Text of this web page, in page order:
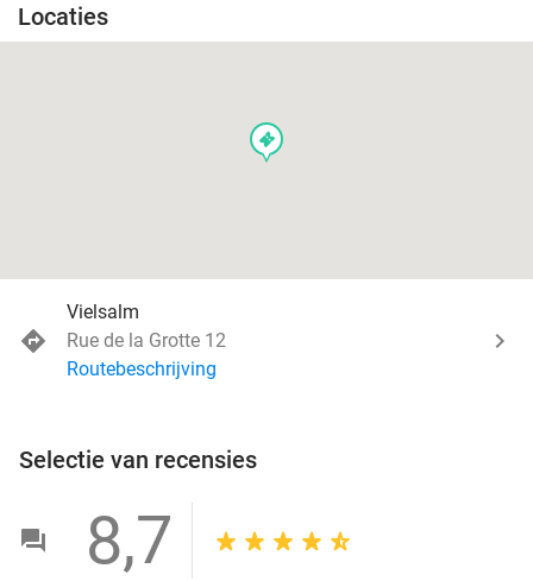
Locaties
events
Vielsalm
Rue de la Grotte 12
Routebeschrijving
Selectie van recensies
8,7